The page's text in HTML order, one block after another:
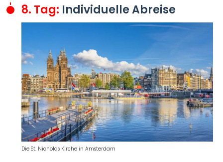
8. Tag: Individuelle Abreise
Die St. Nicholas Kirche in Amsterdam